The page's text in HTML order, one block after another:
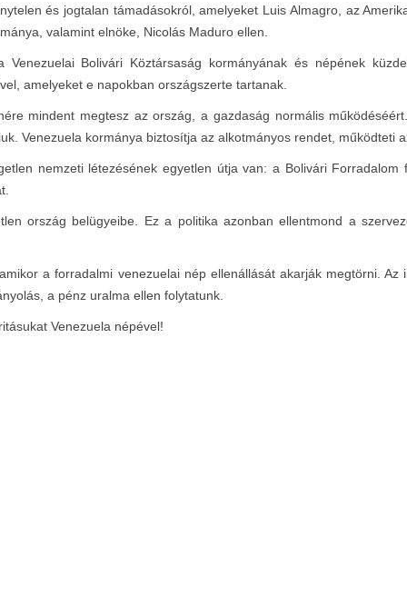
és jogtalan támadásokról, amelyeket Luis Almagro, az
valamint elnöke, Nicolás Maduro ellen.
Bolivári Köztársaság kormányának és népének
amelyeket e napokban országszerte tartanak.
mindent megtesz az ország, a gazdaság normális
Venezuela kormánya biztosítja az alkotmányos rendet, működteti
nemzeti létezésének egyetlen útja van: a Bolivári Forradalom
ország belügyeibe. Ez a politika azonban ellentmond a
a forradalmi venezuelai nép ellenállását akarják megtörni.
a pénz uralma ellen folytatunk.
Venezuela népével!